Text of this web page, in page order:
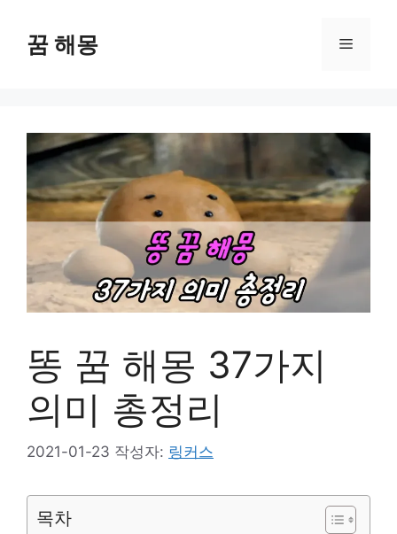
꿈 해몽 메
똥 꿈 해몽 37가지
의미 총정리
2021-01-23 작성자: 링커스
목차